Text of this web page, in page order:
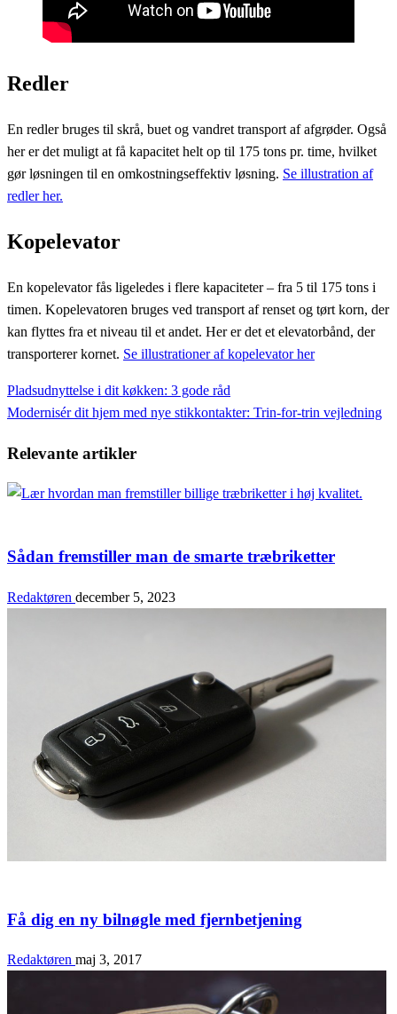
Redler
En redler bruges til skrå, buet og vandret transport af afgrøder. Også
her er det muligt at få kapacitet helt op til 175 tons pr. time, hvilket
gør løsningen til en omkostningseffektiv løsning. Se illustration af
redler her.
Kopelevator
En kopelevator fås ligeledes i flere kapaciteter – fra 5 til 175 tons i
timen. Kopelevatoren bruges ved transport af renset og tørt korn, der
kan flyttes fra et niveau til et andet. Her er det et elevatorbånd, der
transporterer kornet. Se illustrationer af kopelevator her
Indlægsnavigation
Previous
Post
Pladsudnyttelse i dit køkken: 3 gode råd
Next
Modernisér dit hjem med nye stikkontakter: Trin-for-trin vejledning
Relevante artikler
Sådan fremstiller man de smarte træbriketter
Redaktøren december 5, 2023
Få dig en ny bilnøgle med fjernbetjening
Redaktøren maj 3, 2017